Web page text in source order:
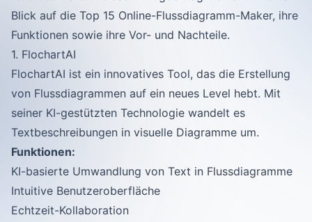
Blick auf die Top 15 Online-Flussdiagramm-Maker, ihre
Funktionen sowie ihre Vor- und Nachteile.
1. FlochartAI
FlochartAI ist ein innovatives Tool, das die Erstellung
von Flussdiagrammen auf ein neues Level hebt. Mit
seiner KI-gestützten Technologie wandelt es
Textbeschreibungen in visuelle Diagramme um.
Funktionen:
KI-basierte Umwandlung von Text in Flussdiagramme
Intuitive Benutzeroberfläche
Echtzeit-Kollaboration